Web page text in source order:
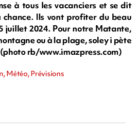
à tous les vacanciers et se dit
Ils vont profiter du beau
juillet 2024. Pour notre Matante,
ou à la plage, soley i pète
rb/www.imazpress.com)
Météo, Prévisions